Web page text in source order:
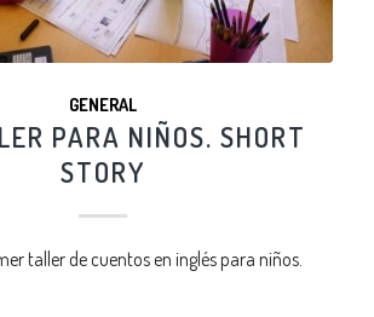
GENERAL
PARA NIÑOS. SHORT
STORY
taller de cuentos en inglés para niños.